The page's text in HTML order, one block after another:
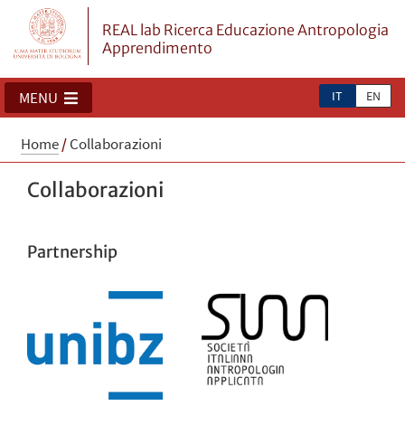
REAL lab Ricerca Educazione Antropologia
Apprendimento
IT EN
MENU
Home/Collaborazioni
Collaborazioni
Partnership